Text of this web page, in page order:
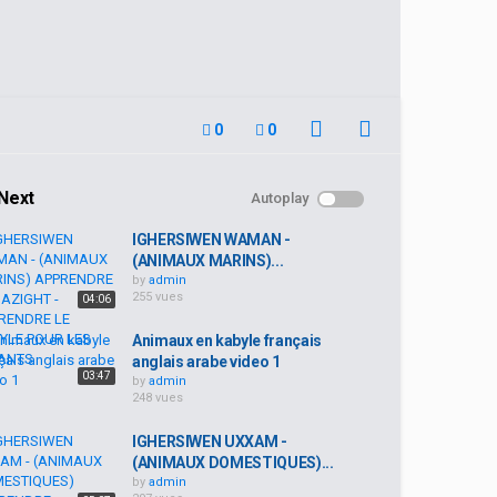
0 0
Autoplay
04:06
IGHERSIWEN WAMAN -
(ANIMAUX MARINS)...
by admin
255 vues
03:47
Animaux en kabyle français
anglais arabe video 1
by admin
248 vues
IGHERSIWEN UXXAM -
(ANIMAUX DOMESTIQUES)...
by admin